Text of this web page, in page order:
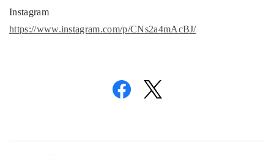
Instagram
https://www.instagram.com/p/CNs2a4mAcBJ/